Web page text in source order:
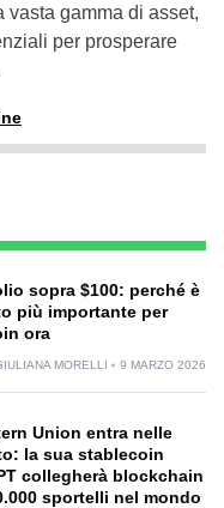
vasta gamma di asset,
per prosperare
sopra $100: perché è
più importante per
ora
MORELLI 9 MARZO 2026
Union entra nelle
la sua stablecoin
collegherà blockchain
sportelli nel mondo